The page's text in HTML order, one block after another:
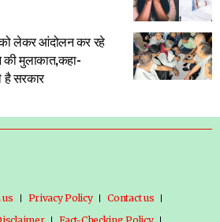
को लेकर आंदोलन कर रहे
की मुलाकात,कहा-
है सरकार
us Privacy Policy
Contact us